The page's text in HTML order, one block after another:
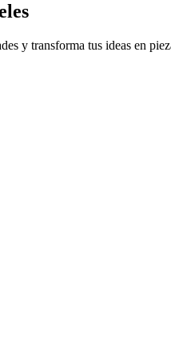
y transforma tus ideas en